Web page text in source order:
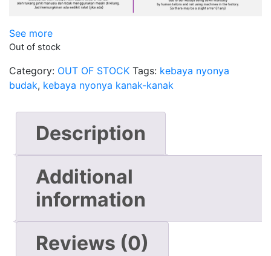
See more
Out of stock
Category: OUT OF STOCK Tags: kebaya nyonya
budak, kebaya nyonya kanak-kanak
Description
Additional
information
Reviews (0)